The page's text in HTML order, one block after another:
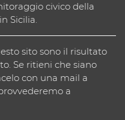
civico della
Sicilia.
sito sono il risultato
Se ritieni che siano
con una mail a
a